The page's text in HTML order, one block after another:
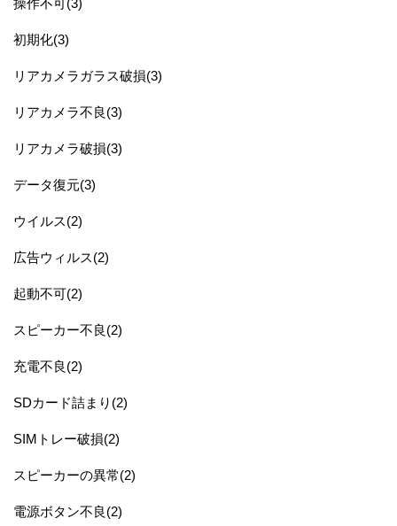
操作不可(3)
初期化(3)
リアカメラガラス破損(3)
リアカメラ不良(3)
リアカメラ破損(3)
データ復元(3)
ウイルス(2)
広告ウィルス(2)
起動不可(2)
スピーカー不良(2)
充電不良(2)
SDカード詰まり(2)
SIMトレー破損(2)
スピーカーの異常(2)
電源ボタン不良(2)